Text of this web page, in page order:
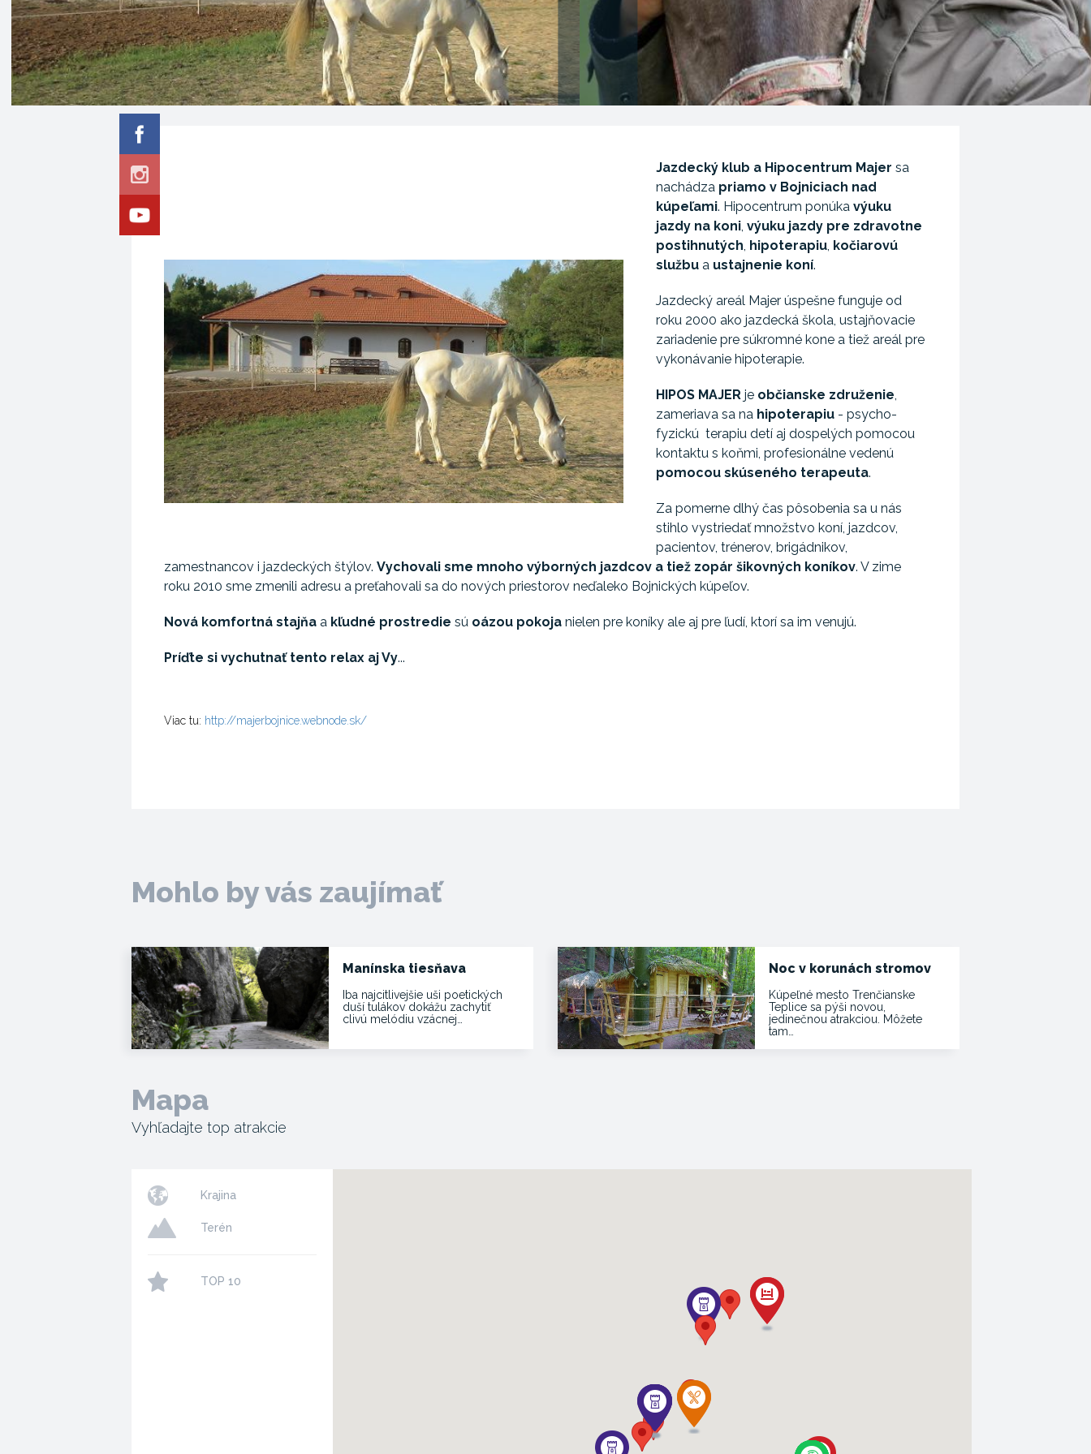
Jazdecký klub a Hipocentrum Majer sa
nachádza priamo v Bojniciach nad
kúpeľami. Hipocentrum ponúkavýuku
jazdy na koni,výuku jazdy pre zdravotne
postihnutých, hipoterapiu, kočiarovú
službu a ustajnenie koní.
Jazdecký areál Majer úspešne funguje od
roku 2000 ako jazdecká škola, ustajňovacie
zariadenie pre súkromné kone a tiež areál pre
vykonávanie hipoterapie.
HIPOS MAJER je občianske združenie,
zameriava sa na hipoterapiu - psycho-
fyzickú terapiu detí aj dospelých pomocou
kontaktu s koňmi, profesionálne vedenú
pomocou skúseného terapeuta.
Za pomerne dlhý čas pôsobenia sa u nás
stihlo vystriedať množstvo koní, jazdcov,
pacientov, trénerov, brigádnikov,
zamestnancov i jazdeckých štýlov. Vychovali sme mnoho výborných jazdcov a tiež zopár šikovných koníkov. V zime
roku 2010 sme zmenili adresu a preťahovali sa do nových priestorov neďaleko Bojnických kúpeľov.
Nová komfortná stajňa a kľudné prostredie sú oázou pokoja nielen pre koníky ale aj pre ľudí, ktorí sa im venujú.
Príďte si vychutnať tento relax aj Vy...
Viac tu: http://majerbojnice.webnode.sk/
Mohlo by vás zaujímať
Manínska tiesňava
Iba najcitlivejšie uši poetických
duší tulákov dokážu zachytiť
clivú melódiu vzácnej…
Noc v korunách stromov
Kúpeľné mesto Trenčianske
Teplice sa pýši novou,
jedinečnou atrakciou. Môžete
tam…
Mapa
Vyhľadajte top atrakcie
Krajina
Terén
TOP 10